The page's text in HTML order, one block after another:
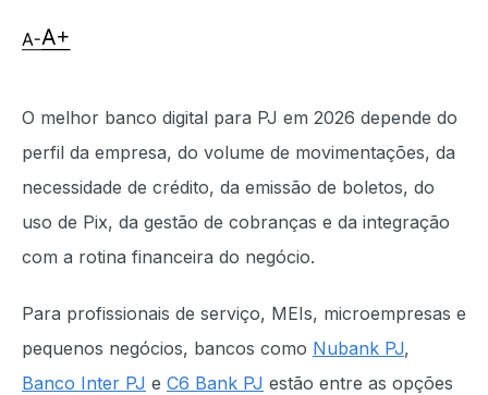
O melhor banco digital para PJ em 2026 depende do
perfil da empresa, do volume de movimentações, da
necessidade de crédito, da emissão de boletos, do
uso de Pix, da gestão de cobranças e da integração
com a rotina financeira do negócio.
Para profissionais de serviço, MEIs, microempresas e
pequenos negócios, bancos como Nubank PJ,
Banco Inter PJ e C6 Bank PJ estão entre as opções